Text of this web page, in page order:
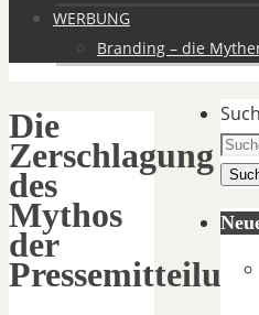
WERBUNG
Branding – die
Die
Zerschlagung
des
Mythos
der
Pressemitteilung